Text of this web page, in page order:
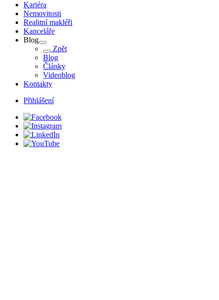
Kariéra
Nemovitosti
Realitní makléři
Kanceláře
Blog
Zpět
Blog
Články
Videoblog
Kontakty
Přihlášení